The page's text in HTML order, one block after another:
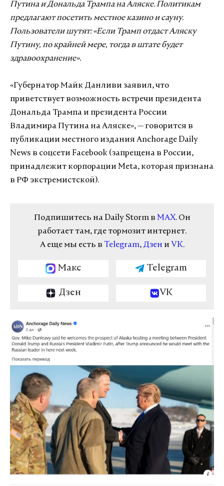
Путина и Дональда Трампа на Аляске. Политикам
предлагают посетить местное казино и сауну.
Пользователи шутят: «Если Трамп отдаст Аляску
Путину, по крайней мере, тогда в штате будет
здравоохранение».
«Губернатор Майк Данливи заявил, что
приветствует возможность встречи президента
Дональда Трампа и президента России
Владимира Путина на Аляске», — говорится в
публикации местного издания Anchorage Daily
News в соцсети Facebook (запрещена в России,
принадлежит корпорации Meta, которая признана
в РФ экстремистской).
Подпишитесь на Daily Storm в MAX. Он
работает там, где тормозит интернет.
А еще мы есть в Telegram, Дзен и VK.
Макс Telegram
Дзен VK